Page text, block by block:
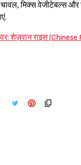
मिक्स वेजीटेबल्स
शेज़वान राइस